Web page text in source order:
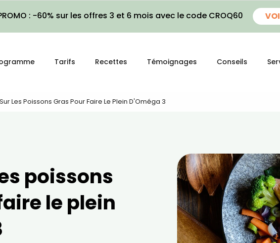
: -60% sur les offres 3 et 6 mois avec le code CROQ60
Tarifs Recettes Témoignages Conseils
Les Poissons Gras Pour Faire Le Plein D'Oméga 3
poissons
le plein